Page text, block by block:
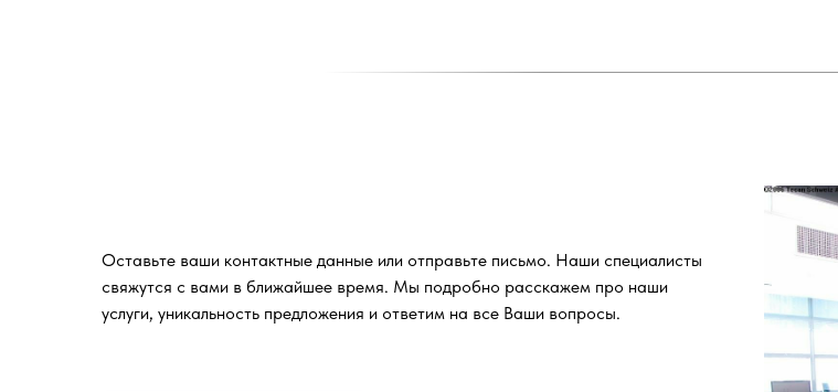
Оставьте ваши контактные данные или отправьте письмо. Наши специалисты
свяжутся с вами в ближайшее время. Мы подробно расскажем про наши
услуги, уникальность предложения и ответим на все Ваши вопросы.